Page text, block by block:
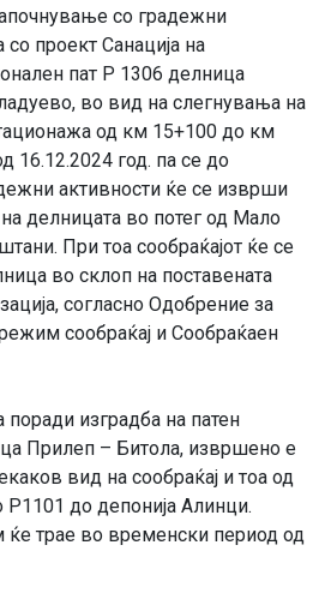
со градежни
проект Санација на
пат Р 1306 делница
во вид на слегнувања на
од км 15+100 до км
16.12.2024 год. па се до
активности ќе се изврши
делницата во потег од Мало
При тоа сообраќајот ќе се
во склоп на поставената
согласно Одобрение за
сообраќај и Сообраќаен
поради изградба на патен
Прилеп – Битола, извршено е
вид на сообраќај и тоа од
Р1101 до депонија Алинци.
трае во временски период од